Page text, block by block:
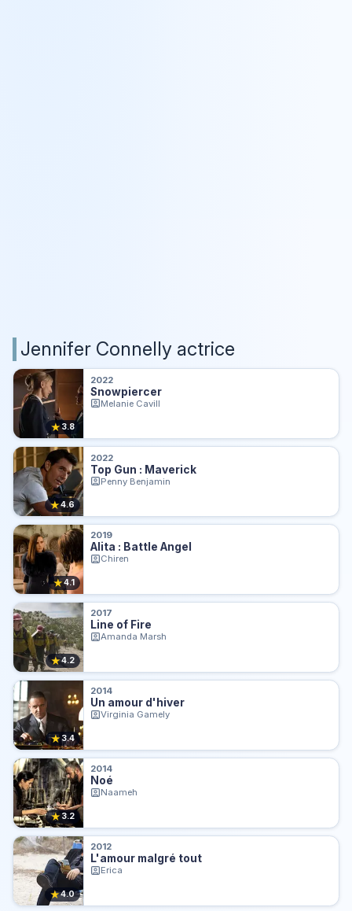
Jennifer Connelly actrice
★3.8
2022
Snowpiercer
Melanie Cavill
★4.6
2022
Top Gun : Maverick
Penny Benjamin
★4.1
2019
Alita : Battle Angel
Chiren
★4.2
2017
Line of Fire
Amanda Marsh
★3.4
2014
Un amour d'hiver
Virginia Gamely
★3.2
2014
Noé
Naameh
★4.0
2012
L'amour malgré tout
Erica